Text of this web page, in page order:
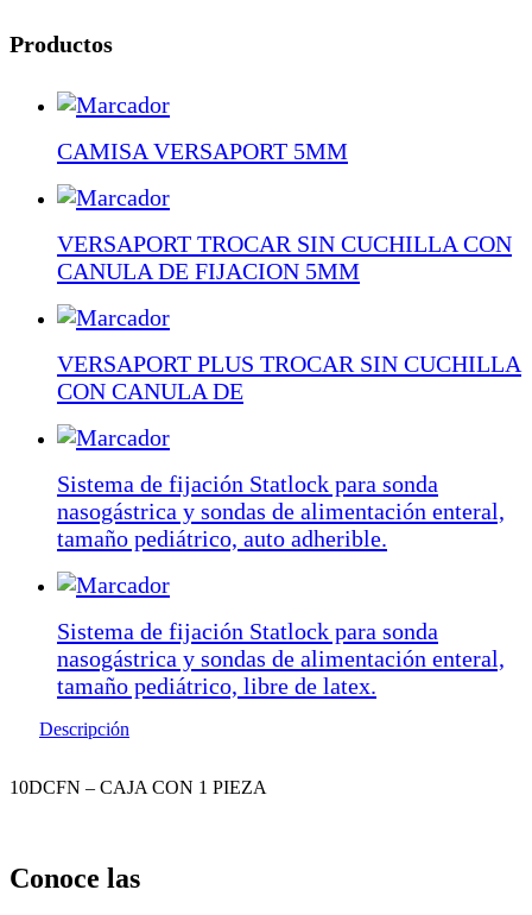
Productos
CAMISA VERSAPORT 5MM
VERSAPORT TROCAR SIN CUCHILLA CON
CANULA DE FIJACION 5MM
VERSAPORT PLUS TROCAR SIN CUCHILLA
CON CANULA DE
Sistema de fijación Statlock para sonda
nasogástrica y sondas de alimentación enteral,
tamaño pediátrico, auto adherible.
Sistema de fijación Statlock para sonda
nasogástrica y sondas de alimentación enteral,
tamaño pediátrico, libre de latex.
Descripción
10DCFN – CAJA CON 1 PIEZA
Conoce las